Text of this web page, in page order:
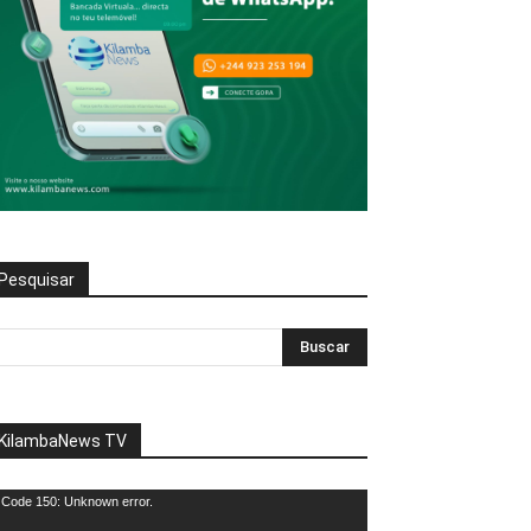
TV
Code 150: Unknown error.